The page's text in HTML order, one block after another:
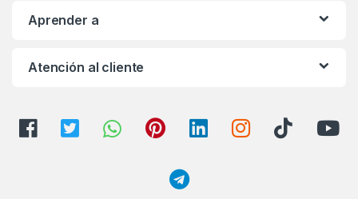
Aprender a
Atención al cliente